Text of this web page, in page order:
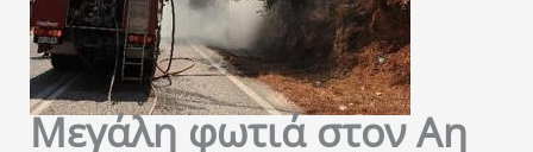
Μεγάλη φωτιά στον Αη